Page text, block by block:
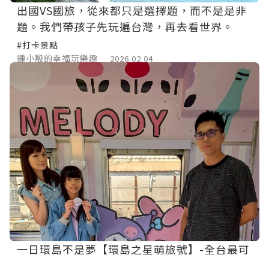
出國VS國旅，從來都只是選擇題，而不是是非
題。我們帶孩子先玩遍台灣，再去看世界。
#打卡景點
鍾小殷的幸福玩樂趣
2026.02.04
一日環島不是夢【環島之星萌旅號】-全台最可